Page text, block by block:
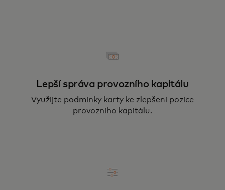
Lepší správa provozního kapitálu
Využijte podmínky karty ke zlepšení pozice
provozního kapitálu.